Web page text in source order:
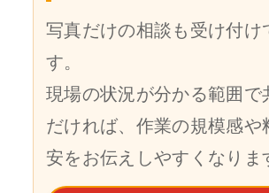
写真だけの相談も受け付け
す。
現場の状況が分かる範囲で
だければ、作業の規模感や
安をお伝えしやすくなりま